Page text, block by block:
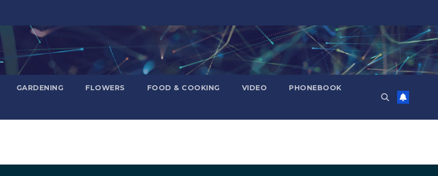
GARDENING FLOWERS FOOD & COOKING VIDEO PHONEBOOK